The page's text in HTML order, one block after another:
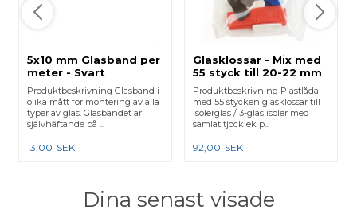
5x10 mm Glasband per
meter - Svart
Produktbeskrivning Glasband i
olika mått för montering av alla
typer av glas. Glasbandet är
självhäftande på ...
13,00 SEK
Glasklossar - Mix med
55 styck till 20-22 mm
glas
Produktbeskrivning Plastlåda
med 55 stycken glasklossar till
isolerglas / 3-glas isoler med
samlat tjocklek p...
92,00 SEK
Dina senast visade